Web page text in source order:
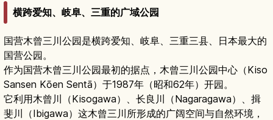
横跨爱知、岐阜、三重的广域公园
国营木曾三川公园是横跨爱知、岐阜、三重三县、日本最大的
国营公园。
作为国营木曾三川公园最初的据点，木曾三川公园中心（Kiso
Sansen Kōen Sentā）于1987年（昭和62年）开园。
它利用木曾川（Kisogawa）、长良川（Nagaragawa）、揖
斐川（Ibigawa）这木曾三川所形成的广阔空间与自然环境，